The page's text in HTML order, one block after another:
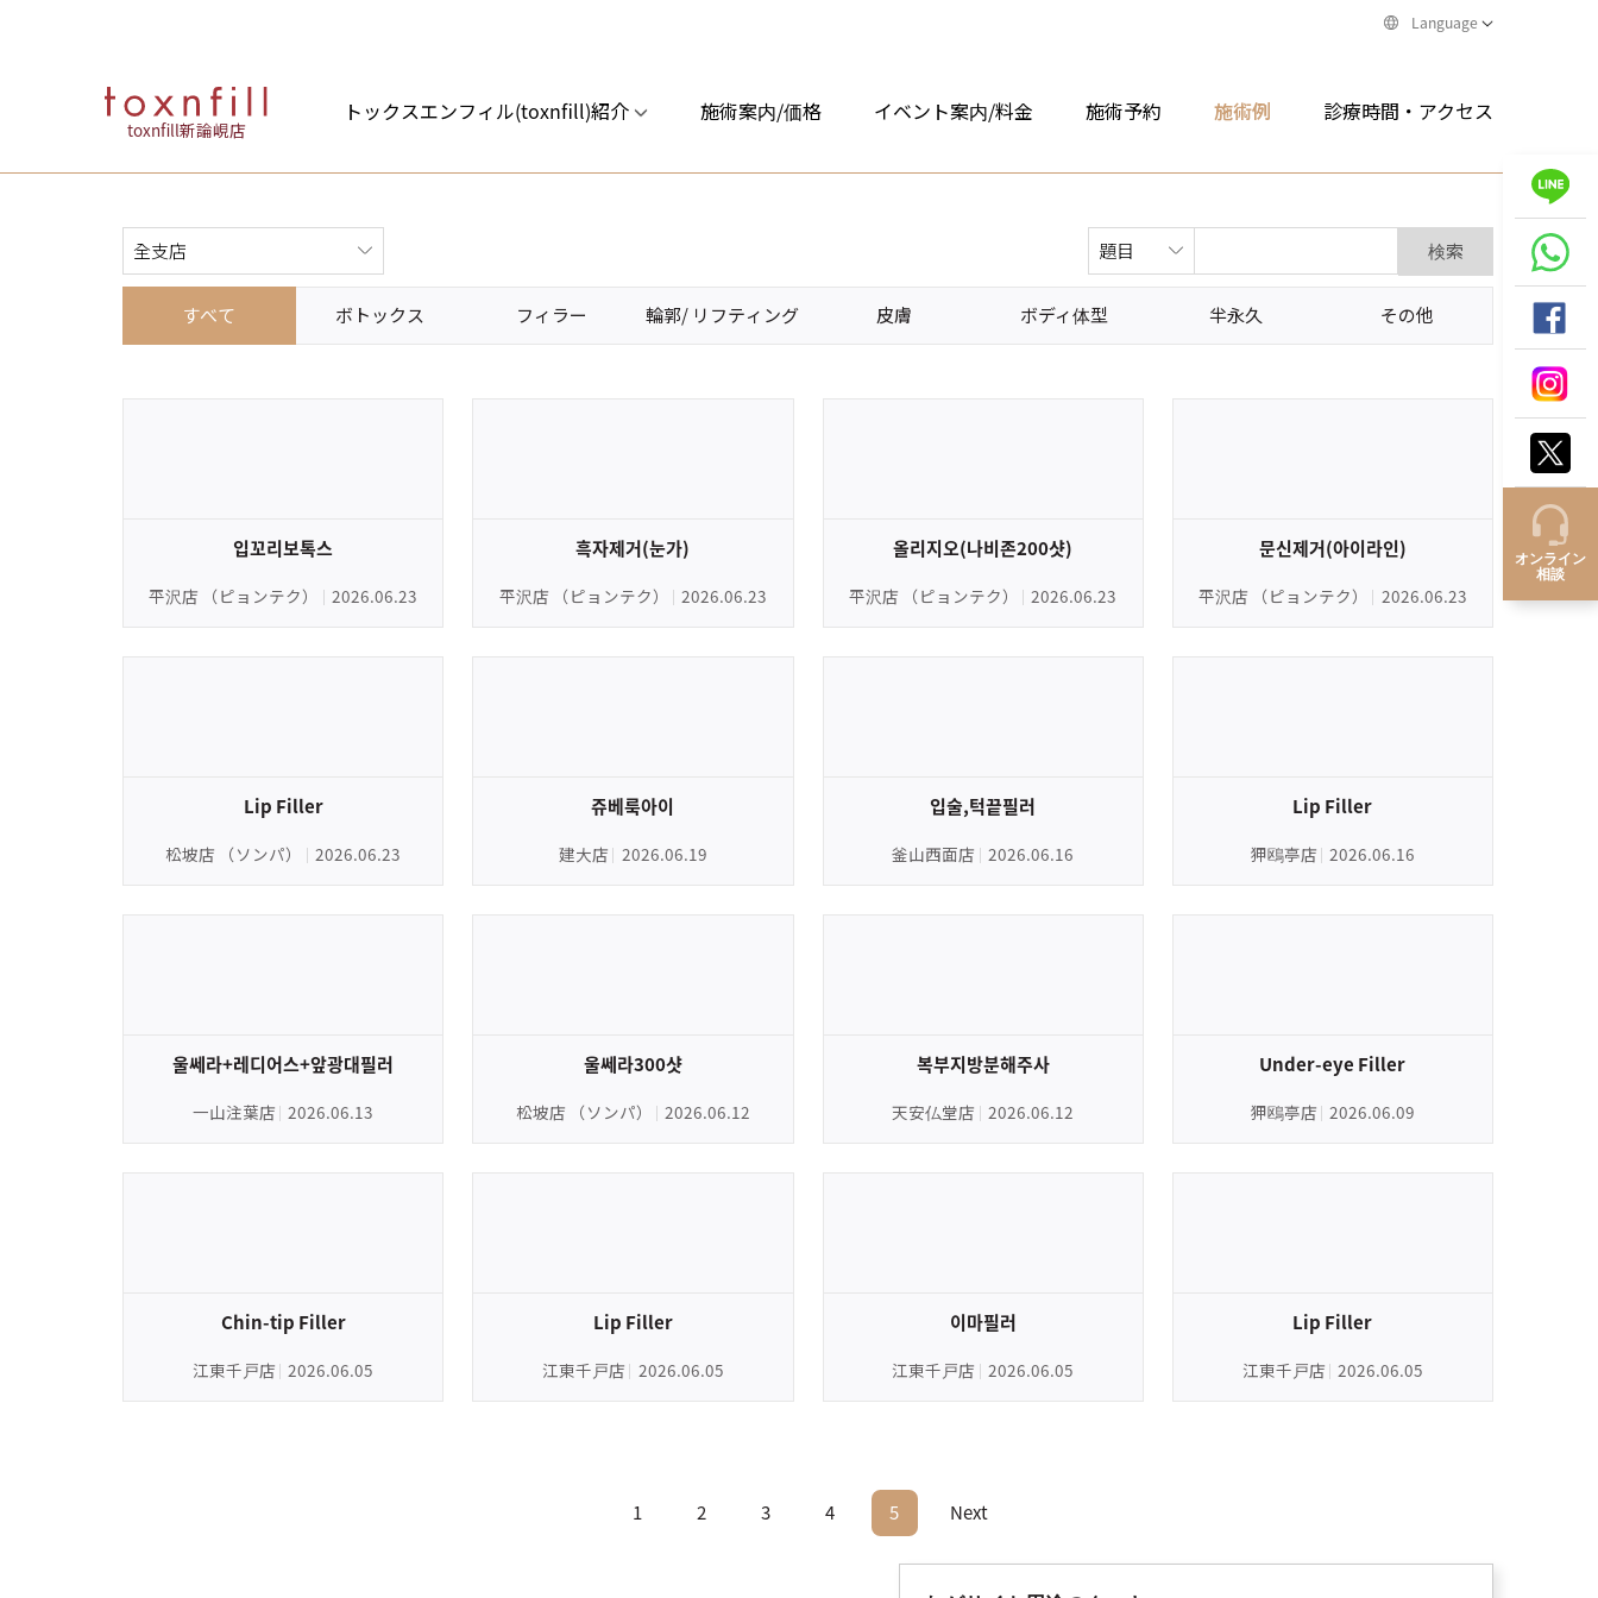
Language
toxnfill新論峴店
トックスエンフィル(toxnfill)紹介 施術案内/価格 イベント案内/料金 施術予約 施術例 診療時間・アクセス
検索
すべて ボトックス フィラー 輪郭/ リフティング 皮膚 ボディ体型 半永久 その他
입꼬리보톡스
平沢店 （ピョンテク） 2026.06.23
흑자제거(눈가)
平沢店 （ピョンテク） 2026.06.23
올리지오(나비존200샷)
平沢店 （ピョンテク） 2026.06.23
문신제거(아이라인)
平沢店 （ピョンテク） 2026.06.23
Lip Filler
松坡店 （ソンパ） 2026.06.23
쥬베룩아이
建大店 2026.06.19
입술,턱끝필러
釜山西面店 2026.06.16
Lip Filler
狎鴎亭店 2026.06.16
울쎄라+레디어스+앞광대필러
一山注葉店 2026.06.13
울쎄라300샷
松坡店 （ソンパ） 2026.06.12
복부지방분해주사
天安仏堂店 2026.06.12
Under-eye Filler
狎鴎亭店 2026.06.09
Chin-tip Filler
江東千戸店 2026.06.05
Lip Filler
江東千戸店 2026.06.05
이마필러
江東千戸店 2026.06.05
Lip Filler
江東千戸店 2026.06.05
1 2 3 4 5 Next
オンライン
相談